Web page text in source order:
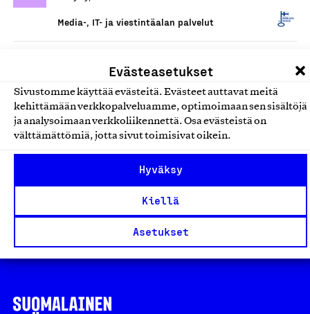
Evästeasetukset
Sivustomme käyttää evästeitä. Evästeet auttavat meitä
kehittämään verkkopalveluamme, optimoimaan sen sisältöjä
ja analysoimaan verkkoliikennettä. Osa evästeistä on
välttämättömiä, jotta sivut toimisivat oikein.
Hyväksy
Kiellä
Asetukset
Media-, IT- ja viestintäalan palvelut
Digitaaliset
ulkomainontapalvelut
Medialiiga Oy, Palvelu
Media-, IT- ja viestintäalan palvelut
Mainospalvelut
Media-, IT- ja viestintäalan palvelut